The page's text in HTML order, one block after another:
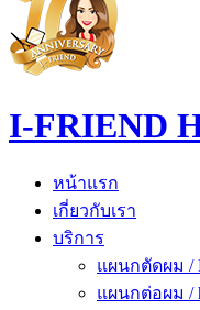
I-FRIEND
หน้าแรก
เกี่ยวกับเรา
บริการ
แผนกตัดผม /
แผนกต่อผม /